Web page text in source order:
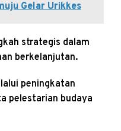
Gelar Urikkes
strategis dalam
berkelanjutan.
peningkatan
pelestarian budaya